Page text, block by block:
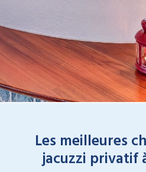
Les meilleures
jacuzzi privatif